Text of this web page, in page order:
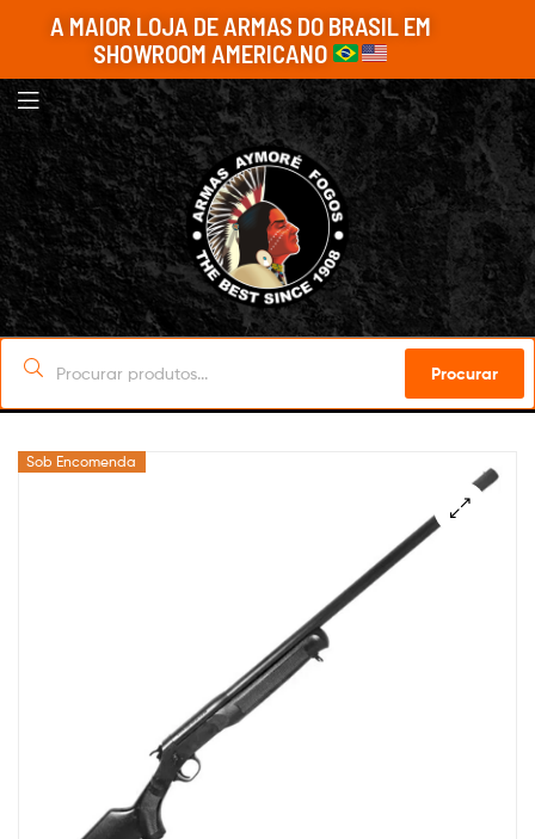
A MAIOR LOJA DE ARMAS DO BRASIL EM
SHOWROOM AMERICANO
Procurar
Sob Encomenda